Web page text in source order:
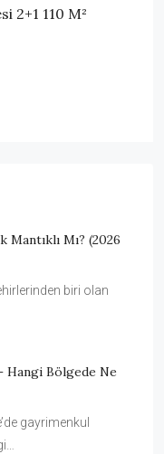
2+1 110 M²
Mantıklı Mı? (2026
biri olan
Hangi Bölgede Ne
gayrimenkul